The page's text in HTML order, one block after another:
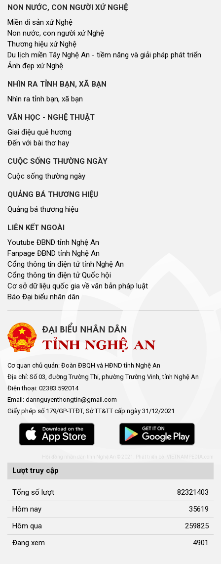
NON NƯỚC, CON NGƯỜI XỨ NGHỆ
Miền di sản xứ Nghệ
Non nước, con người xứ Nghệ
Thương hiệu xứ Nghệ
Du lịch miền Tây Nghệ An - tiềm năng và giải pháp phát triển
Ảnh đẹp xứ Nghệ
NHÌN RA TỈNH BẠN, XÃ BẠN
Nhìn ra tỉnh bạn, xã bạn
VĂN HỌC - NGHỆ THUẬT
Giai điệu quê hương
Đến với bài thơ hay
CUỘC SỐNG THƯỜNG NGÀY
Cuộc sống thường ngày
QUẢNG BÁ THƯƠNG HIỆU
Quảng bá thương hiệu
LIÊN KẾT NGOÀI
Youtube ĐBND tỉnh Nghệ An
Fanpage ĐBND tỉnh Nghệ An
Cổng thông tin điện tử tỉnh Nghệ An
Cổng thông tin điện tử Quốc hội
Cơ sở dữ liệu quốc gia về văn bản pháp luật
Báo Đại biểu nhân dân
Cơ quan chủ quản: Đoàn ĐBQH và HĐND tỉnh Nghệ An
Địa chỉ: Số 03, đường Trường Thi, phường Trường Vinh, tỉnh Nghệ An
Điện thoại: 02383.592014
Email: dannguyenthongtin@gmail.com
Giấy phép số 179/GP-TTĐT, Sở TT&TT cấp ngày 31/12/2021
Hội đồng nhân dân tỉnh Nghệ An © 2021. Phát triển bởi
Lượt truy cập
Tổng số lượt
82321403
Hôm nay
35619
Hôm qua
259825
Đang xem
4901